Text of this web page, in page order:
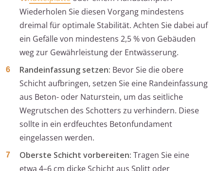
Wiederholen Sie diesen Vorgang mindestens
dreimal für optimale Stabilität. Achten Sie dabei auf
ein Gefälle von mindestens 2,5 % von Gebäuden
weg zur Gewährleistung der Entwässerung.
Randeinfassung setzen: Bevor Sie die obere
Schicht aufbringen, setzen Sie eine Randeinfassung
aus Beton- oder Naturstein, um das seitliche
Wegrutschen des Schotters zu verhindern. Diese
sollte in ein erdfeuchtes Betonfundament
eingelassen werden.
Oberste Schicht vorbereiten: Tragen Sie eine
etwa 4–6 cm dicke Schicht aus Splitt oder